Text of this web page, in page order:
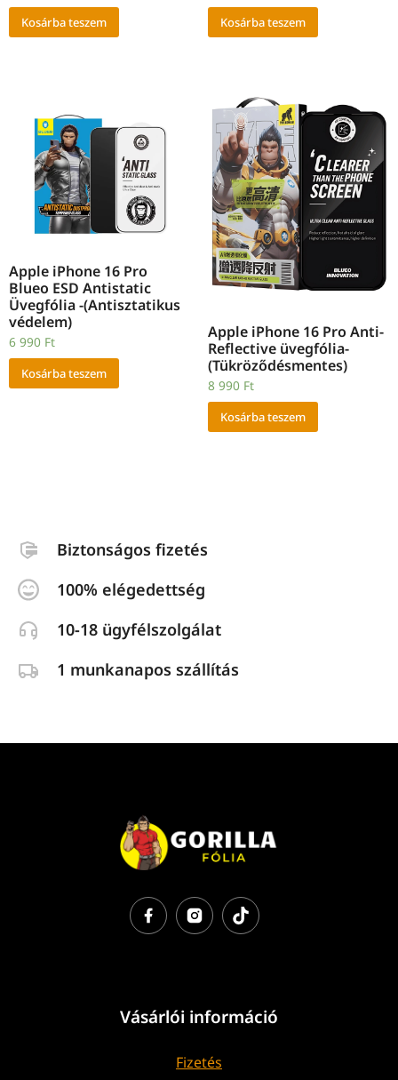
Kosárba teszem Kosárba teszem
Apple iPhone 16 Pro
Blueo ESD Antistatic
Üvegfólia -(Antisztatikus
védelem)
6 990 Ft
Kosárba teszem
Apple iPhone 16 Pro Anti-
Reflective üvegfólia-
(Tükröződésmentes)
8 990 Ft
Kosárba teszem
Biztonságos fizetés
100% elégedettség
10-18 ügyfélszolgálat
1 munkanapos szállítás
Vásárlói információ
Fizetés